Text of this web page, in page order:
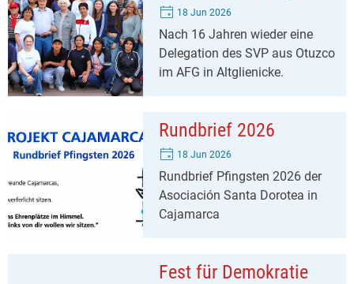
18 Jun 2026
Nach 16 Jahren wieder eine
Delegation des SVP aus Otuzco
im AFG in Altglienicke.
Rundbrief 2026
18 Jun 2026
Rundbrief Pfingsten 2026 der
Asociación Santa Dorotea in
Cajamarca
Fest für Demokratie